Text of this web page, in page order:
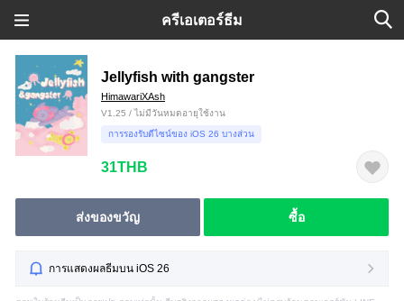
ครีเอเตอร์ธีม
Jellyfish with gangster
HimawariXAsh
V1.25 / ไม่มีวันหมดอายุใช้งาน
การรองรับดีไซน์ของ iOS 26 บางส่วน
31THB
ส่งของขวัญ ซื้อ
การแสดงผลธีมบน iOS 26